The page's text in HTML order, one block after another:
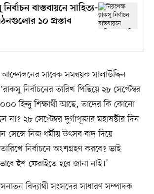
বাস্তবায়নে সাহিত্য-
১০ প্রস্তাব
আন্দোলনের সাবেক সমন্বয়ক সালাউদ্দিন
নির্বাচনের তারিখ পিছিয়ে ২৮ সেপ্টেম্বর
হিন্দু শিক্ষার্থী আছে, তাদের কি কোনো
না? ২৮ সেপ্টেম্বর দুর্গাপূজার মহাষষ্ঠীর দিন
সেন্সে নিজ ধর্মীয় উৎসব বাদ দিয়ে
নির্বাচনে অংশগ্রহণ করবে? ভাই
হুঁশ ফেরাইতে হবে জানা নাই।’
সনাতন বিদ্যার্থী সংসদের সাধারণ সম্পাদক